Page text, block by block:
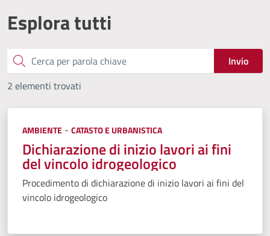
Esplora tutti
Cerca
Invio
2 elementi trovati
Categoria:
AMBIENTE - CATASTO E URBANISTICA
Dichiarazione di inizio lavori ai fini
del vincolo idrogeologico
Procedimento di dichiarazione di inizio lavori ai fini del
vincolo idrogeologico